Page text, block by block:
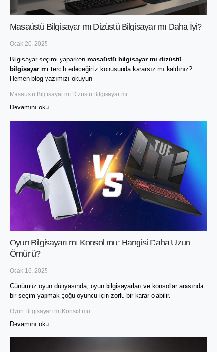
Masaüstü Bilgisayar mı Dizüstü Bilgisayar mı Daha İyi?
Ocak 20, 2025
Bilgisayar seçimi yaparken masaüstü bilgisayar mı dizüstü
bilgisayar mı tercih edeceğiniz konusunda kararsız mı kaldınız?
Hemen blog yazımızı okuyun!
Masaüstü Bilgisayar mı Dizüstü Bilgisayar mı
Devamını oku
Oyun Bilgisayarı mı Konsol mu: Hangisi Daha Uzun
Ömürlü?
Ocak 16, 2025
Günümüz oyun dünyasında, oyun bilgisayarları ve konsollar arasında
bir seçim yapmak çoğu oyuncu için zorlu bir karar olabilir.
Oyun Bilgisayarı mı Konsol mu
Devamını oku